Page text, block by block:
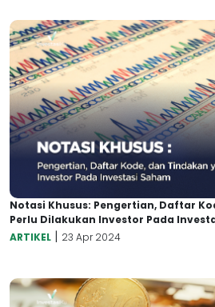
Notasi Khusus: Pengertian, Daftar
Perlu Dilakukan Investor Pada
ARTIKEL | 23 Apr 2024